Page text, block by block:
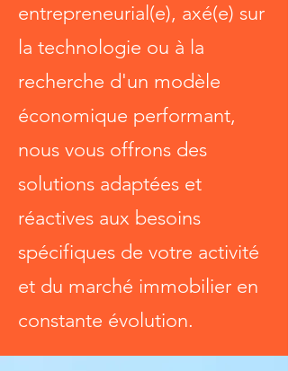
entrepreneurial(e), axé(e) sur
la technologie ou à la
recherche d'un modèle
économique performant,
nous vous offrons des
solutions adaptées et
réactives aux besoins
spécifiques de votre activité
et du marché immobilier en
constante évolution.